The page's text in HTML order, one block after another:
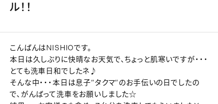
ル！！
こんばんはNISHIOです。
本日は久しぶりに快晴なお天気で、ちょっと肌寒いですが・・・
とても洗車日和でしたネ♪
そんな中・・・本日は息子”タクマ”のお手伝いの日でしたの
で、がんばって洗車をお願いしました☆